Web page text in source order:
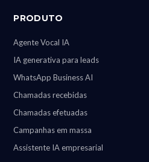
PRODUTO
Agente Vocal IA
IA generativa para leads
WhatsApp Business AI
Chamadas recebidas
Chamadas efetuadas
Campanhas em massa
Assistente IA empresarial